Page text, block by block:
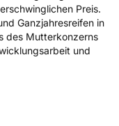
Preis.
Ganzjahresreifen in
des Mutterkonzerns
und